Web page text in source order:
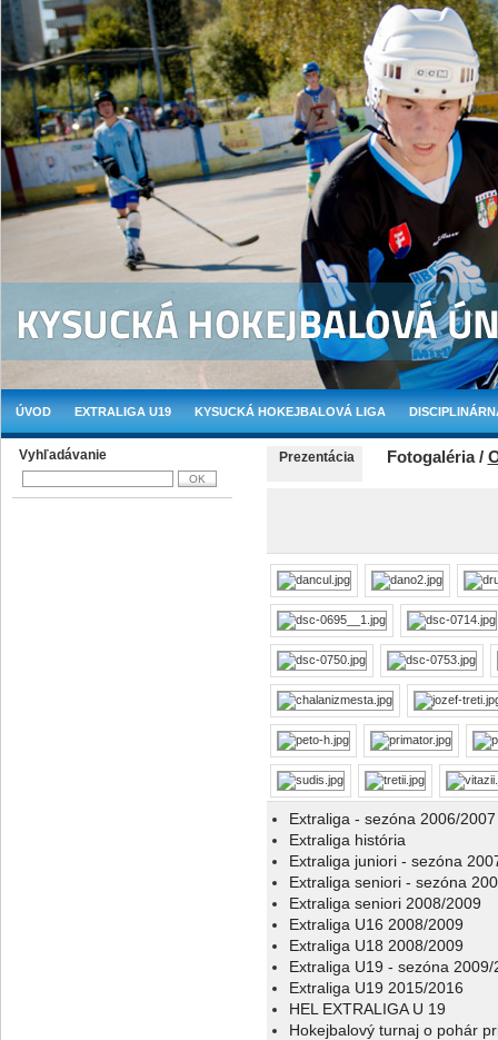
ÚVOD EXTRALIGA U19 KYSUCKÁ HOKEJBALOVÁ LIGA
Vyhľadávanie Prezentácia Fotogaléria /
Extraliga - sezóna 2006/2007
Extraliga história
Extraliga juniori - sezóna
Extraliga seniori - sezóna
Extraliga seniori 2008/2009
Extraliga U16 2008/2009
Extraliga U18 2008/2009
Extraliga U19 - sezóna 2009/
Extraliga U19 2015/2016
HEL EXTRALIGA U 19
Hokejbalový turnaj o pohár